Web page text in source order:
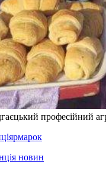
професійний
ярмарок
новин